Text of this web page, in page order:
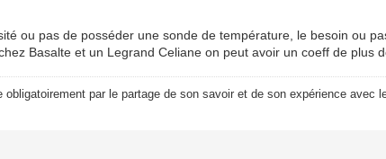
ou pas de posséder une sonde de température, le besoin ou
Basalte et un Legrand Celiane on peut avoir un coeff de plus
par le partage de son savoir et de son expérience avec